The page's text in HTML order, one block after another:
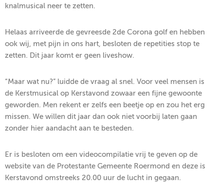
knalmusical neer te zetten.
Helaas arriveerde de gevreesde 2de Corona golf en hebben
ook wij, met pijn in ons hart, besloten de repetities stop te
zetten. Dit jaar komt er geen liveshow.
“Maar wat nu?” luidde de vraag al snel. Voor veel mensen is
de Kerstmusical op Kerstavond zowaar een fijne gewoonte
geworden. Men rekent er zelfs een beetje op en zou het erg
missen. We willen dit jaar dan ook niet voorbij laten gaan
zonder hier aandacht aan te besteden.
Er is besloten om een videocompilatie vrij te geven op de
website van de Protestante Gemeente Roermond en deze is
Kerstavond omstreeks 20.00 uur de lucht in gegaan.